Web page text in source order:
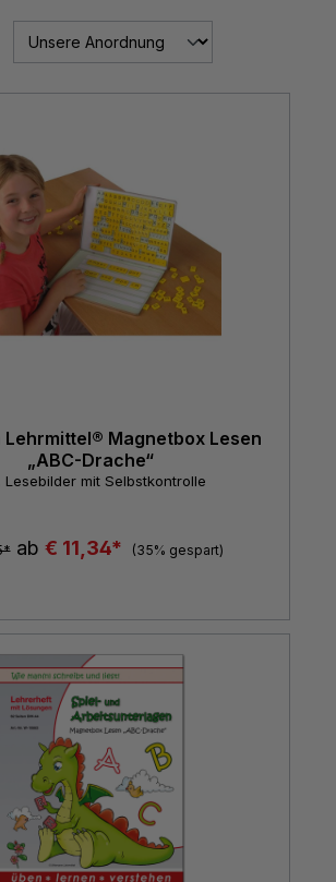
Lehrmittel® Magnetbox Lesen
„ABC-Drache“
Lesebilder mit Selbstkontrolle
ab € 11,34* (35% gespart)